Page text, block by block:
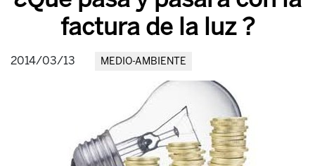
factura de la luz ?
2014/03/13 MEDIO-AMBIENTE